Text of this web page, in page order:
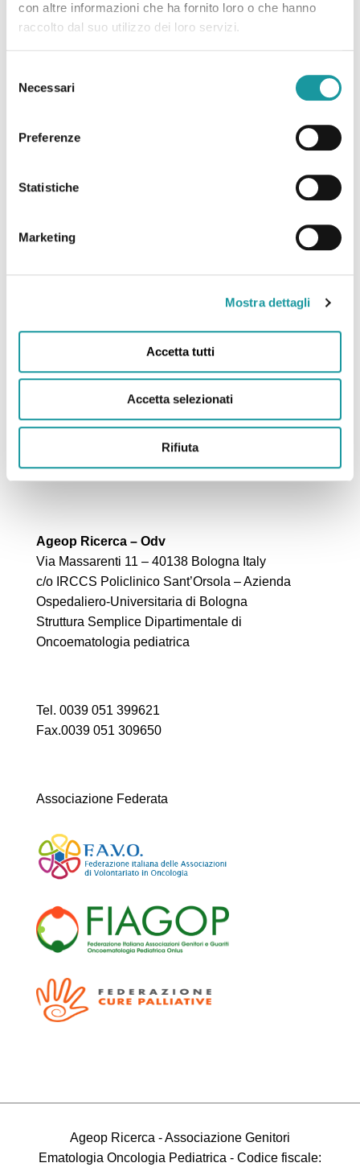
con altre informazioni che ha fornito loro o che hanno
raccolto dal suo utilizzo dei loro servizi.
delNecessari
Preferenze
Statistiche
Marketing
Mostra dettagli
Accetta tutti
Accetta selezionati
Rifiuta
all’infermiere che portò il sorriso in corsia. “Anima
Ageop Ricerca – Odv
Via Massarenti 11 – 40138 Bologna Italy
c/o IRCCS Policlinico Sant’Orsola – Azienda
Ospedaliero-Universitaria di Bologna
Struttura Semplice Dipartimentale di
Oncoematologia pediatrica
Tel. 0039 051 399621
Fax.0039 051 309650
Associazione Federata
Ageop Ricerca - Associazione Genitori
Ematologia Oncologia Pediatrica - Codice fiscale: